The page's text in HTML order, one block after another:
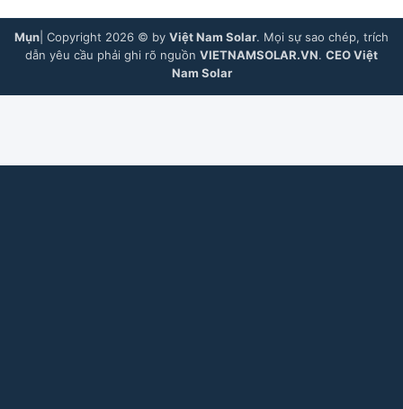
Mụn | Copyright 2026 © by Việt Nam Solar. Mọi sự sao chép, trích
dẫn yêu cầu phải ghi rõ nguồn VIETNAMSOLAR.VN. CEO Việt
Nam Solar